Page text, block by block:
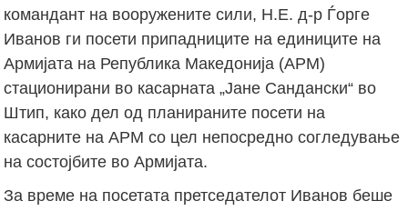
командант на вооружените сили, Н.Е. д-р Ѓорге
Иванов ги посети припадниците на единиците на
Армијата на Република Македонија (АРМ)
стационирани во касарната „Јане Сандански“ во
Штип, како дел од планираните посети на
касарните на АРМ со цел непосредно согледување
на состојбите во Армијата.
За време на посетата претседателот Иванов беше